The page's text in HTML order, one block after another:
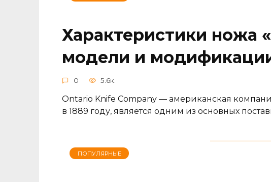
Характеристики ножа
модели и
0 5.6к.
Ontario Knife Company — американская
в 1889 году, является одним из основных
ПОПУЛЯРНЫЕ